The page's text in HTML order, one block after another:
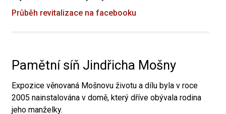
Průběh revitalizace na facebooku
Pamětní síň Jindřicha Mošny
Expozice věnovaná Mošnovu životu a dílu byla v roce
2005 nainstalována v domě, který dříve obývala rodina
jeho manželky.